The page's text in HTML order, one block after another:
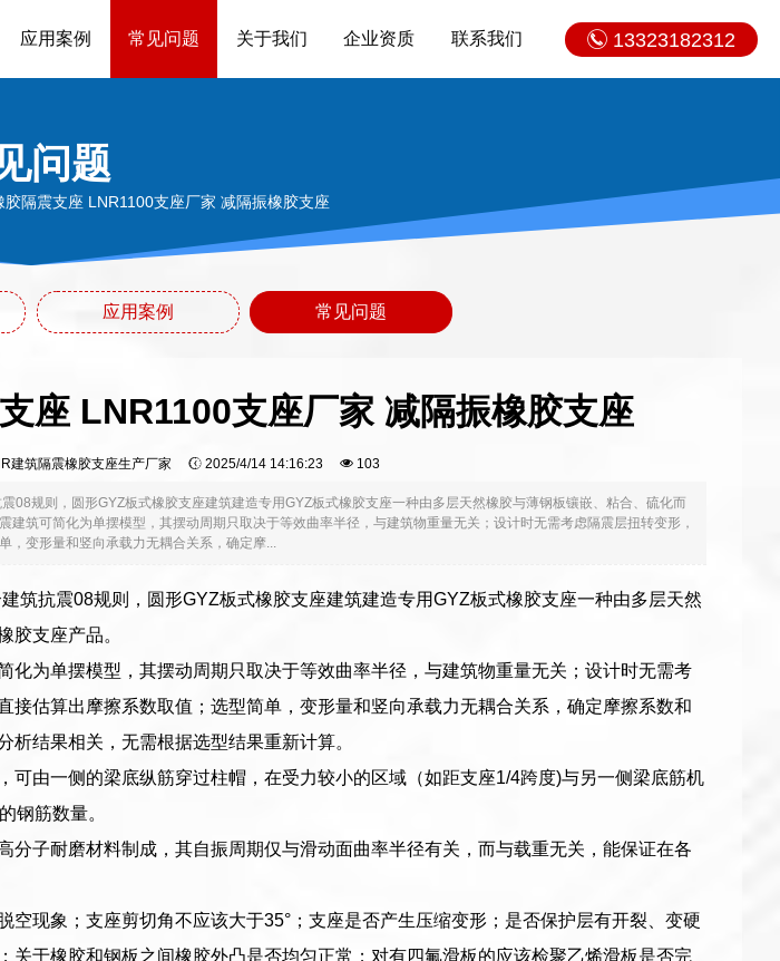
13323182312
应用案例 常见问题 关于我们 企业资质 联系我们
问题
胶隔震支座 LNR1100支座厂家 减隔振橡胶支座
应用案例 常见问题
座 LNR1100支座厂家 减隔振橡胶支座
建筑隔震橡胶支座生产厂家 2025/4/14 14:16:23 103
08规则，圆形GYZ板式橡胶支座建筑建造专用GYZ板式橡胶支座一种由多层天然橡胶与薄钢板镶嵌、粘合、硫化而
建筑可简化为单摆模型，其摆动周期只取决于等效曲率半径，与建筑物重量无关；设计时无需考虑隔震层扭转变形，
，变形量和竖向承载力无耦合关系，确定摩...
筑抗震08规则，圆形GYZ板式橡胶支座建筑建造专用GYZ板式橡胶支座一种由多层天然
胶支座产品。
化为单摆模型，其摆动周期只取决于等效曲率半径，与建筑物重量无关；设计时无需考
接估算出摩擦系数取值；选型简单，变形量和竖向承载力无耦合关系，确定摩擦系数和
结果相关，无需根据选型结果重新计算。
可由一侧的梁底纵筋穿过柱帽，在受力较小的区域（如距支座1/4跨度)与另一侧梁底筋机
钢筋数量。
分子耐磨材料制成，其自振周期仅与滑动面曲率半径有关，而与载重无关，能保证在各
空现象；支座剪切角不应该大于35°；支座是否产生压缩变形；是否保护层有开裂、变硬
关于橡胶和钢板之间橡胶外凸是否均匀正常；对有四氟滑板的应该检聚乙烯滑板是否完